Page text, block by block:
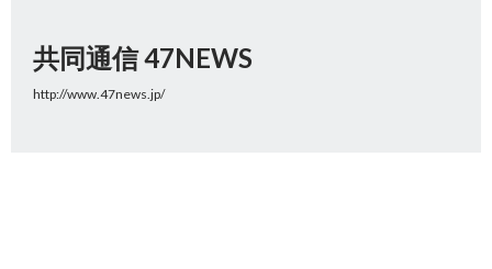
共同通信 47NEWS
http://www.47news.jp/